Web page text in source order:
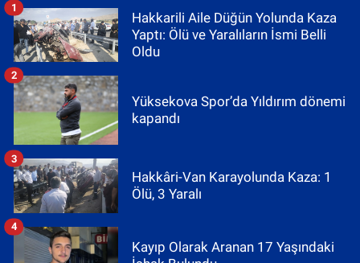
Hakkarili Aile Düğün Yolunda Kaza
Yaptı: Ölü ve Yaralıların İsmi Belli
Oldu
1
Yüksekova Spor’da Yıldırım dönemi
kapandı
2
Hakkâri-Van Karayolunda Kaza: 1
Ölü, 3 Yaralı
3
Kayıp Olarak Aranan 17 Yaşındaki
4